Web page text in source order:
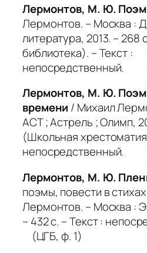
Лермонтов, М. Ю.
Лермонтов. – Москва :
литература, 2013. – 268
библиотека). – Текст :
непосредственный.
Лермонтов, М. Ю.
времени / Михаил
АСТ ; Астрель ; Олимп,
(Школьная
непосредственный.
Лермонтов, М. Ю.
поэмы, повести в
Лермонтов. – Москва :
– 432 с. – Текст :
(ЦГБ, ф. 1)